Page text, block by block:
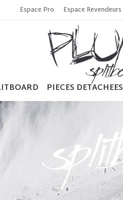
Espace Pro Espace Revendeurs
PIECES DETACHEES